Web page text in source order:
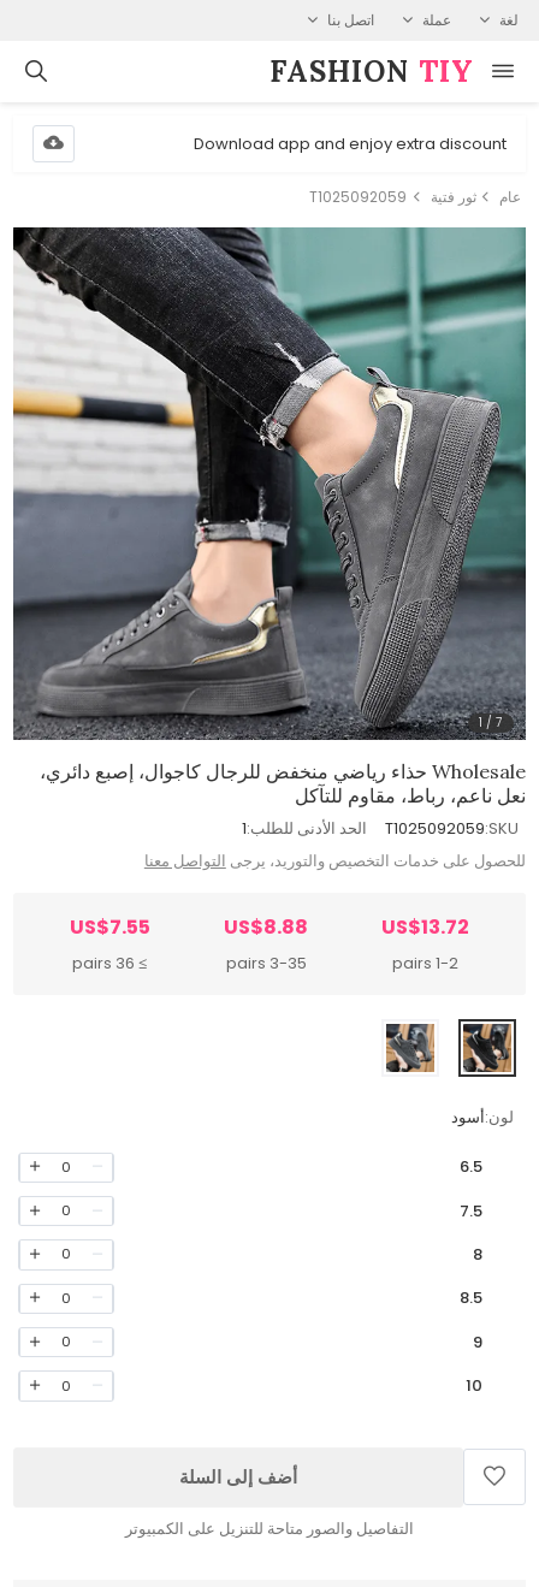
لغة عملة اتصل بنا
FASHION⁠ TIY
Download app and enjoy extra discount
عام ثور فتية T1025092059
1 /7
Wholesale حذاء رياضي منخفض للرجال كاجوال، إصبع دائري،
نعل ناعم، رباط، مقاوم للتآكل
SKU:
T1025092059 الحد الأدنى للطلب:1
للحصول على خدمات التخصيص والتوريد، يرجى التواصل معنا
US$13.72
1-2 pairs
US$8.88
3-35 pairs
US$7.55
≥ 36 pairs
لون:أسود
6.5
0
7.5
0
8
0
8.5
0
9
0
10
0
أضف إلى السلة
التفاصيل والصور متاحة للتنزيل على الكمبيوتر